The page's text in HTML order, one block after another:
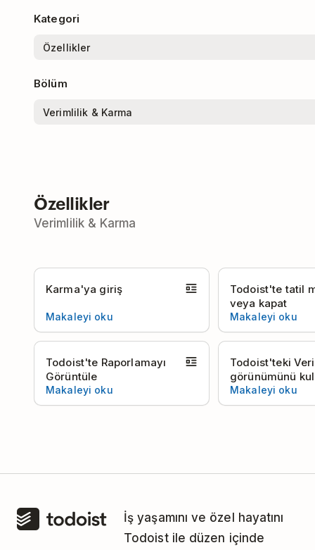
Kategori
Bölüm
Özellikler
Verimlilik & Karma
Karma'ya giriş
Makaleyi oku
Todoist'te tatil
veya kapat
Makaleyi oku
Todoist'te Raporlamayı
Görüntüle
Makaleyi oku
Todoist'teki
görünümünü
Makaleyi oku
İş yaşamını ve özel hayatını
Todoist ile düzen içinde